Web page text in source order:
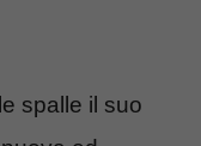
spalle il suo